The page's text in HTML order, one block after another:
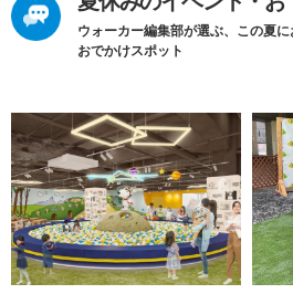
ウォーカー編集部が選ぶ、この夏
おでかけスポット